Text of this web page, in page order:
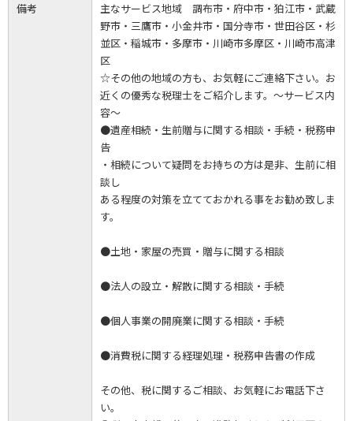
備考
主なサービス地域 調布市・府中市・狛江市・武蔵
野市・三鷹市・小金井市・国分寺市・世田谷区・杉
並区・稲城市・多摩市・川崎市多摩区・川崎市高津
区
☆その他の地域の方も、お気軽にご連絡下さい。お
近くの優秀な税理士をご紹介します。～サービス内
容～
●遺産相続・生前贈与に関する相談・手続・税務申
告
・相続について疑問をお持ちの方は是非、生前に相
談し
ある程度の対策を立てておかれる事をお勧め致しま
す。
●土地・家屋の売買・贈与に関する相談
●法人の設立・解散に関する相談・手続
●個人事業の開廃業に関する相談・手続
●消費税に関する経理処理・税務申告書の作成
その他、税に関するご相談、お気軽にお電話下さ
い。